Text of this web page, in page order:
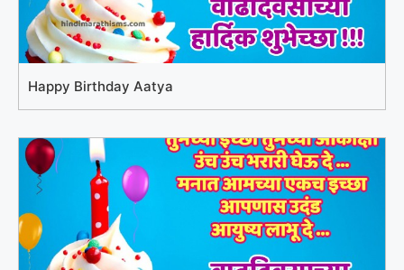
Happy Birthday Aatya